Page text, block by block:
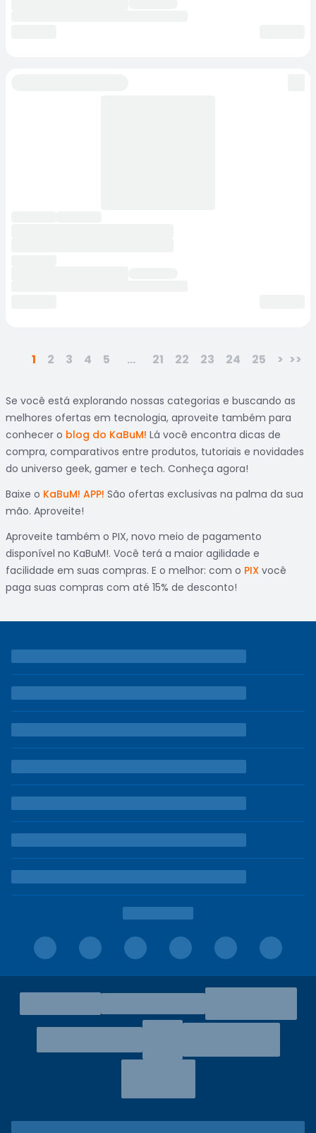
1 2 3 4 5 ... 21 22 23 24 25 > >>
Se você está explorando nossas categorias e buscando as
melhores ofertas em tecnologia, aproveite também para
conhecer o blog do KaBuM! Lá você encontra dicas de
compra, comparativos entre produtos, tutoriais e novidades
do universo geek, gamer e tech. Conheça agora!
Baixe o KaBuM! APP! São ofertas exclusivas na palma da sua
mão. Aproveite!
Aproveite também o PIX, novo meio de pagamento
disponível no KaBuM!. Você terá a maior agilidade e
facilidade em suas compras. E o melhor: com o PIX você
paga suas compras com até 15% de desconto!